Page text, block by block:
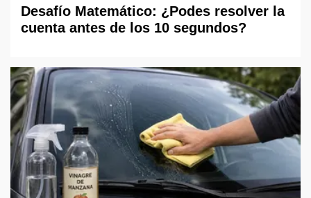
Desafío Matemático: ¿Podes resolver la
cuenta antes de los 10 segundos?